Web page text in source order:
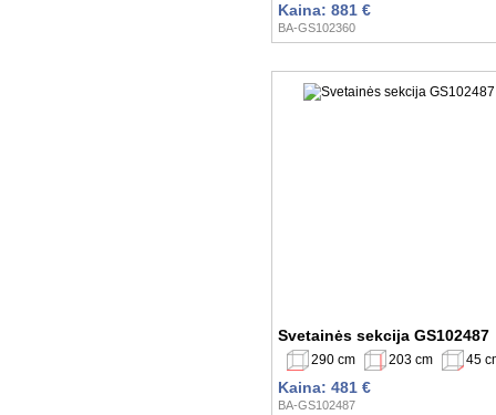
Kaina: 881 €
BA-GS102360
Svetainės sekcija GS102487
290 cm 203 cm 45
Kaina: 481 €
BA-GS102487